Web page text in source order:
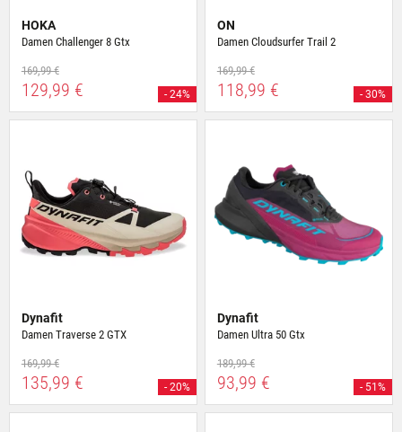
HOKA
Damen Challenger 8 Gtx
169,99 €
129,99 € - 24%
ON
Damen Cloudsurfer Trail 2
169,99 €
118,99 € - 30%
Dynafit
Damen Traverse 2 GTX
169,99 €
135,99 € - 20%
Dynafit
Damen Ultra 50 Gtx
189,99 €
93,99 € - 51%